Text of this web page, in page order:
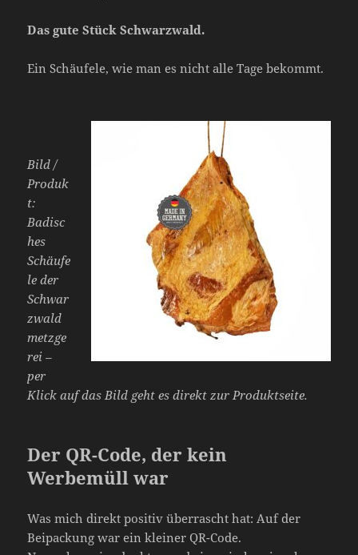
Das gute Stück Schwarzwald.
Ein Schäufele, wie man es nicht alle Tage bekommt.
Bild /
Produk
t:
Badisc
hes
Schäufe
le der
Schwar
zwald
metzge
rei –
per
Klick auf das Bild geht es direkt zur Produktseite.
Der QR-Code, der kein
Werbemüll war
Was mich direkt positiv überrascht hat: Auf der
Beipackung war ein kleiner QR-Code.